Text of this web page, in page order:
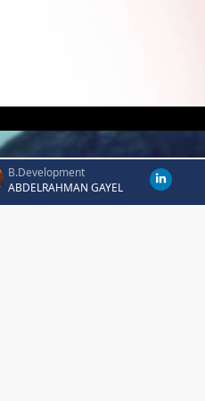
B.Development
ABDELRAHMAN GAYEL